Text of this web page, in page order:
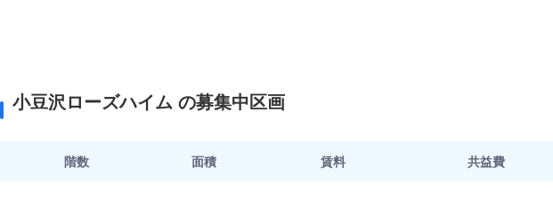
小豆沢ローズハイム の募集中区画
階数 面積 賃料 共益費